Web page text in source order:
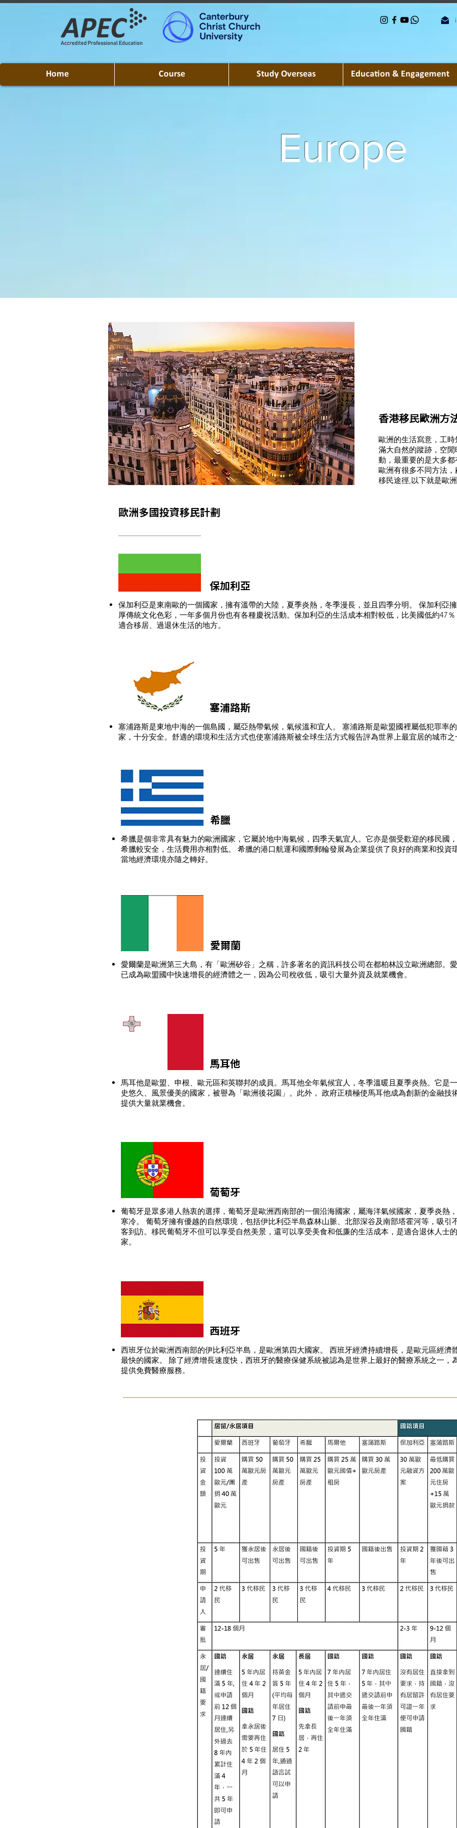
Home Course Study Overseas Education & Engagement
Europe
香港移民歐洲方
歐洲的生活寫意，工
滿大自然的蹤跡，空
動，最重要的是大多
歐洲有很多不同方法
移民途徑,以下就是歐
歐洲多國投資移民計劃
保加利亞
保加利亞是東南歐的一個國家，擁有溫帶的大陸，夏季炎熱，冬季漫長，並且四季分明。 保加利亞
厚傳統文化色彩，一年多個月份也有各種慶祝活動。保加利亞的生活成本相對較低，比美國低約47％
適合移居、過退休生活的地方。
塞浦路斯
塞浦路斯是東地中海的一個島國，屬亞熱帶氣候，氣候溫和宜人。 塞浦路斯是歐盟國裡屬低犯罪率
家，十分安全。舒適的環境和生活方式也使塞浦路斯被全球生活方式報告評為世界上最宜居的城市之
希臘
希臘是個非常具有魅力的歐洲國家，它屬於地中海氣候，四季天氣宜人。它亦是個受歡迎的移民國
希臘較安全，生活費用亦相對低。 希臘的港口航運和國際郵輪發展為企業提供了良好的商業和投資
當地經濟環境亦隨之轉好。
愛爾蘭
愛爾蘭是歐洲第三大島，有「歐洲矽谷」之稱，許多著名的資訊科技公司在都柏林設立歐洲總部。
已成為歐盟國中快速增長的經濟體之一，因為公司稅收低，吸引大量外資及就業機會。
馬耳他
馬耳他是歐盟、申根、歐元區和英聯邦的成員。馬耳他全年氣候宜人，冬季溫暖且夏季炎熱。它是
史悠久、風景優美的國家，被譽為「歐洲後花園」。此外， 政府正積極使馬耳他成為創新的金融技
提供大量就業機會。
葡萄牙
葡萄牙是眾多港人熱衷的選擇，葡萄牙是歐洲西南部的一個沿海國家，屬海洋氣候國家，夏季炎熱
寒冷。 葡萄牙擁有優越的自然環境，包括伊比利亞半島森林山脈、北部深谷及南部塔霍河等，吸引
客到訪。移民葡萄牙不但可以享受自然美景，還可以享受美食和低廉的生活成本，是適合退休人士
家。
西班牙
西班牙位於歐洲西南部的伊比利亞半島，是歐洲第四大國家。 西班牙經濟持續增長，是歐元區經濟
最快的國家。 除了經濟增長速度快，西班牙的醫療保健系統被認為是世界上最好的醫療系統之一，
提供免費醫療服務。